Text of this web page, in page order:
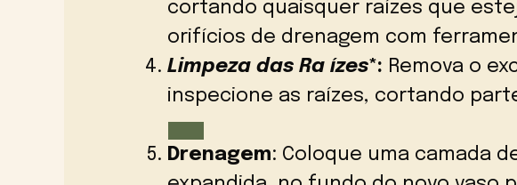
cortando quaisquer raízes que
orifícios de drenagem com
Limpeza das Ra ízes*: Remova o
inspecione as raízes, cortando
Drenagem: Coloque uma camada